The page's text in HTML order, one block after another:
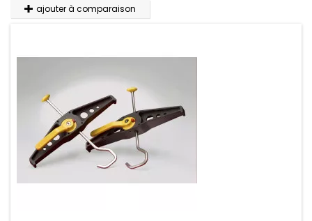
ajouter à comparaison